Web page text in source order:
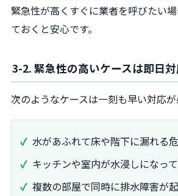
緊急性が高くすぐに業者を呼びたい
ておくと安心です。
3-2. 緊急性の高いケースは即日
次のようなケースは一刻も早い対応が
水があふれて床や階下に漏れる
キッチンや室内が水浸しになっ
複数の部屋で同時に排水障害が